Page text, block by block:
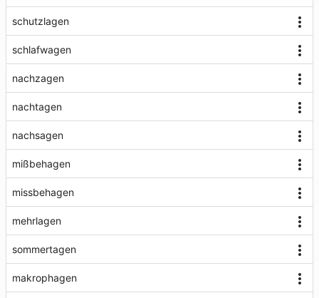
schutzlagen
schlafwagen
nachzagen
nachtagen
nachsagen
mißbehagen
missbehagen
mehrlagen
sommertagen
makrophagen